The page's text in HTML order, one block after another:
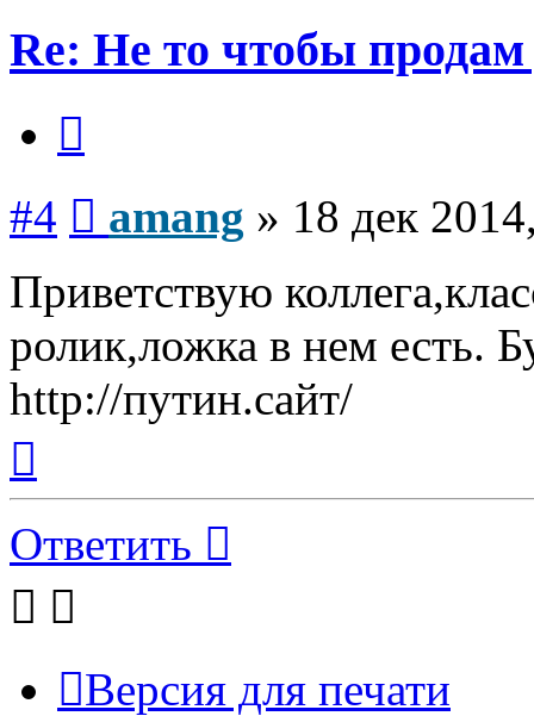
Re: Не то чтобы
#4 amang » 18 дек
Приветствую
ролик,ложка в нем есть.
http://путин.сайт/
началу
Ответить
Версия для печати